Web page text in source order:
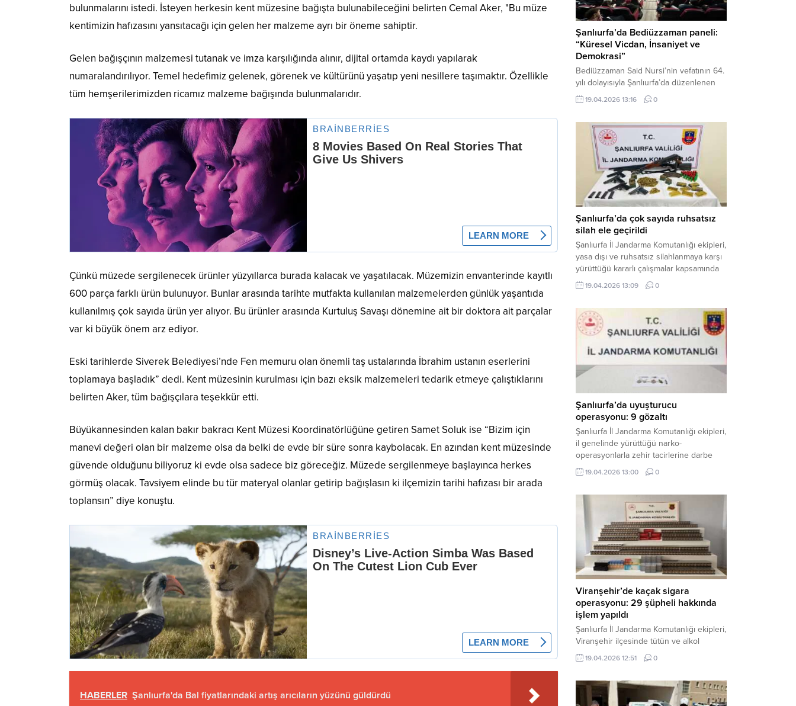
bulunmalarını istedi. İsteyen herkesin kent müzesine bağışta bulunabileceğini belirten Cemal Aker, "Bu müze
kentimizin hafızasını yansıtacağı için gelen her malzeme ayrı bir öneme sahiptir.
Gelen bağışçının malzemesi tutanak ve imza karşılığında alınır, dijital ortamda kaydı yapılarak
numaralandırılıyor. Temel hedefimiz gelenek, görenek ve kültürünü yaşatıp yeni nesillere taşımaktır. Özellikle
tüm hemşerilerimizden ricamız malzeme bağışında bulunmalarıdır.
Çünkü müzede sergilenecek ürünler yüzyıllarca burada kalacak ve yaşatılacak. Müzemizin envanterinde kayıtlı
600 parça farklı ürün bulunuyor. Bunlar arasında tarihte mutfakta kullanılan malzemelerden günlük yaşantıda
kullanılmış çok sayıda ürün yer alıyor. Bu ürünler arasında Kurtuluş Savaşı dönemine ait bir doktora ait parçalar
var ki büyük önem arz ediyor.
Eski tarihlerde Siverek Belediyesi’nde Fen memuru olan önemli taş ustalarında İbrahim ustanın eserlerini
toplamaya başladık” dedi. Kent müzesinin kurulması için bazı eksik malzemeleri tedarik etmeye çalıştıklarını
belirten Aker, tüm bağışçılara teşekkür etti.
Büyükannesinden kalan bakır bakracı Kent Müzesi Koordinatörlüğüne getiren Samet Soluk ise “Bizim için
manevi değeri olan bir malzeme olsa da belki de evde bir süre sonra kaybolacak. En azından kent müzesinde
güvende olduğunu biliyoruz ki evde olsa sadece biz göreceğiz. Müzede sergilenmeye başlayınca herkes
görmüş olacak. Tavsiyem elinde bu tür materyal olanlar getirip bağışlasın ki ilçemizin tarihi hafızası bir arada
toplansın” diye konuştu.
HABERLER Şanlıurfa'da Bal fiyatlarındaki artış arıcıların yüzünü güldürdü
Şanlıurfa’da Bediüzzaman paneli:
“Küresel Vicdan, İnsaniyet ve
Demokrasi”
Bediüzzaman Said Nursi’nin vefatının 64.
yılı dolayısıyla Şanlıurfa’da düzenlenen
panelde, günümüzün manevi ve
toplumsal sorunlarına Risale-i Nur
Necmettin Cevheri Kültür Merkezi’nde
gerçekleştirilen “Küresel Vicdan,
İnsaniyet ve Demokrasi” başlıklı panel,
hürriyet, adalet ve hukuk vurgularıyla
yoğun katılıma sahne oldu. Haber
Merkezi – Bediüzzaman Eğitim Kültür ve
Sanat...
19.04.2026 13:16 0
Şanlıurfa’da çok sayıda ruhsatsız
silah ele geçirildi
Şanlıurfa İl Jandarma Komutanlığı ekipleri,
yasa dışı ve ruhsatsız silahlanmaya karşı
yürüttüğü kararlı çalışmalar kapsamında
Bozova ilçesinde bir ikamete operasyon
düzenledi. Yapılan aramada çok sayıda
mühimmat ele geçirildi. Haber Merkezi –
Şanlıurfa Valiliği İl Basın ve Halkla İlişkiler
Müdürlüğü tarafından yapılan açıklamaya
göre; 17 Nisan...
19.04.2026 13:09 0
Şanlıurfa’da uyuşturucu
operasyonu: 9 gözaltı
Şanlıurfa İl Jandarma Komutanlığı ekipleri,
il genelinde yürüttüğü narko-
operasyonlarla zehir tacirlerine darbe
indirdi. Üç ilçede eş zamanlı
gerçekleştirilen faaliyetlerde çeşitli
şüpheli hakkında adli işlem başlatıldı.
Haber Merkezi – Şanlıurfa Valiliği İl Basın
ve Halkla İlişkiler Müdürlüğü’nden yapılan
açıklamaya göre, İl Jandarma Komutanlığı
tarafından “Narkotik Suçlarla...
19.04.2026 13:00 0
Viranşehir’de kaçak sigara
operasyonu: 29 şüpheli hakkında
işlem yapıldı
Şanlıurfa İl Jandarma Komutanlığı ekipleri,
Viranşehir ilçesinde tütün ve alkol
kaçakçılığına yönelik yürüttüğü kapsamlı
çalışmalar neticesinde binlerce paket
Operasyon kapsamında çok sayıda şahıs
hakkında adli süreç başlatıldı. Haber
19.04.2026 12:51 0